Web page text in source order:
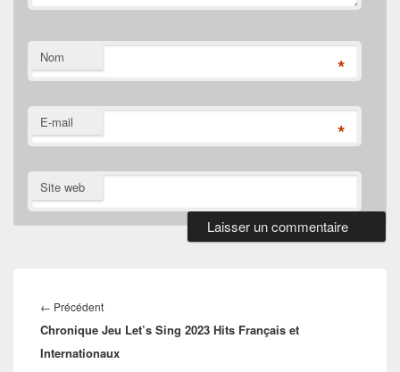
Nom *
E-mail *
Site web
de
l’article
← PrécédentArticle
précédent :
Chronique Jeu Let’s Sing 2023 Hits Français et
Internationaux